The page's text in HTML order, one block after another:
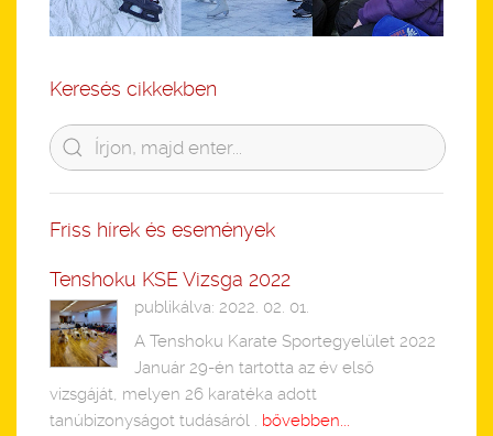
Keresés cikkekben
Friss hírek és események
Tenshoku KSE Vizsga 2022
publikálva: 2022. 02. 01.
A Tenshoku Karate Sportegyelület 2022
Január 29-én tartotta az év első
vizsgáját, melyen 26 karatéka adott
tanúbizonyságot tudásáról . bővebben...